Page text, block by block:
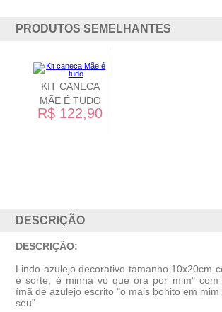
PRODUTOS SEMELHANTES
DESCRIÇÃO
DESCRIÇÃO:
Lindo azulejo decorativo tamanho 10x20cm
é sorte, é minha vó que ora por mim" com
ímã de azulejo escrito "o mais bonito em
seu"